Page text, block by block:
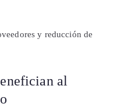
y reducción de
al